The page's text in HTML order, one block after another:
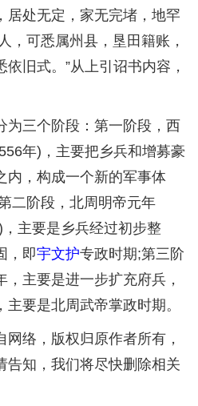
居处无定，家无完堵，地罕
，可悉属州县，垦田籍账，
旧式。”从上引诏书内容，
三个阶段：第一阶段，西
年)，主要把乡兵和增募豪
内，构成一个新的军事体
二阶段，北周明帝元年
主要是乡兵经过初步整
，即宇文护专政时期;第三阶
主要是进一步扩充府兵，
要是北周武帝掌政时期。
络，版权归原作者所有，
告知，我们将尽快删除相关